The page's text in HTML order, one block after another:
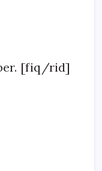
[fiq/rid]